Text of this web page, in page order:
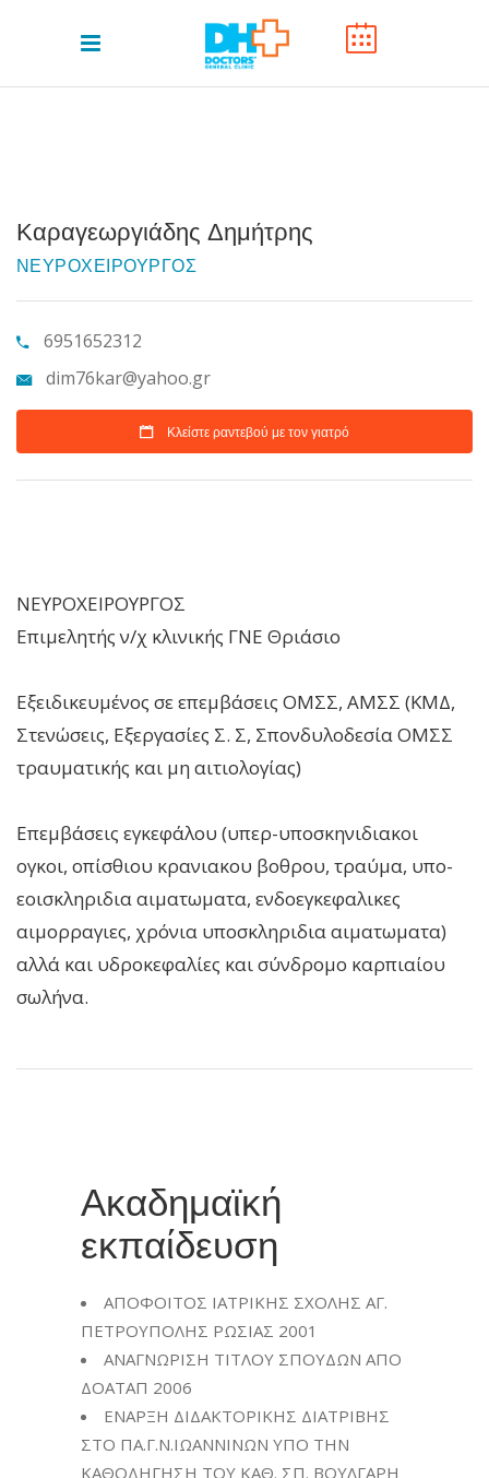
Καραγεωργιάδης Δημήτρης
ΝΕΥΡΟΧΕΙΡΟΥΡΓΟΣ
6951652312
dim76kar@yahoo.gr
Κλείστε ραντεβού με τον γιατρό
ΝΕΥΡΟΧΕΙΡΟΥΡΓΟΣ
Επιμελητής ν/χ κλινικής ΓΝΕ Θριάσιο
Εξειδικευμένος σε επεμβάσεις ΟΜΣΣ, ΑΜΣΣ (ΚΜΔ,
Στενώσεις, Εξεργασίες Σ. Σ, Σπονδυλοδεσία ΟΜΣΣ
τραυματικής και μη αιτιολογίας)
Επεμβάσεις εγκεφάλου (υπερ-υποσκηνιδιακοι
ογκοι, οπίσθιου κρανιακου βοθρου, τραύμα, υπο-
εοισκληριδια αιματωματα, ενδοεγκεφαλικες
αιμορραγιες, χρόνια υποσκληριδια αιματωματα)
αλλά και υδροκεφαλίες και σύνδρομο καρπιαίου
σωλήνα.
Ακαδημαϊκή
εκπαίδευση
ΑΠΟΦΟΙΤΟΣ ΙΑΤΡΙΚΗΣ ΣΧΟΛΗΣ ΑΓ.
ΠΕΤΡΟΥΠΟΛΗΣ ΡΩΣΙΑΣ 2001
ΑΝΑΓΝΩΡΙΣΗ ΤΙΤΛΟΥ ΣΠΟΥΔΩΝ ΑΠΟ
ΔΟΑΤΑΠ 2006
ΕΝΑΡΞΗ ΔΙΔΑΚΤΟΡΙΚΗΣ ΔΙΑΤΡΙΒΗΣ
ΣΤΟ ΠΑ.Γ.Ν.ΙΩΑΝΝΙΝΩΝ ΥΠΟ ΤΗΝ
ΚΑΘΟΔΗΓΗΣΗ ΤΟΥ ΚΑΘ. ΣΠ. ΒΟΥΛΓΑΡΗ